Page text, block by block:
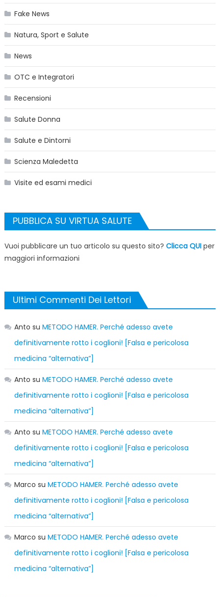
Fake News
Natura, Sport e Salute
News
OTC e Integratori
Recensioni
Salute Donna
Salute e Dintorni
Scienza Maledetta
Visite ed esami medici
PUBBLICA SU VIRTUA SALUTE
Vuoi pubblicare un tuo articolo su questo sito? Clicca QUIper
maggiori informazioni
Ultimi Commenti Dei Lettori
Anto su METODO HAMER. Perché adesso avete
definitivamente rotto i coglioni! [Falsa e pericolosa
medicina “alternativa”]
Anto su METODO HAMER. Perché adesso avete
definitivamente rotto i coglioni! [Falsa e pericolosa
medicina “alternativa”]
Anto su METODO HAMER. Perché adesso avete
definitivamente rotto i coglioni! [Falsa e pericolosa
medicina “alternativa”]
Marco su METODO HAMER. Perché adesso avete
definitivamente rotto i coglioni! [Falsa e pericolosa
medicina “alternativa”]
Marco su METODO HAMER. Perché adesso avete
definitivamente rotto i coglioni! [Falsa e pericolosa
medicina “alternativa”]